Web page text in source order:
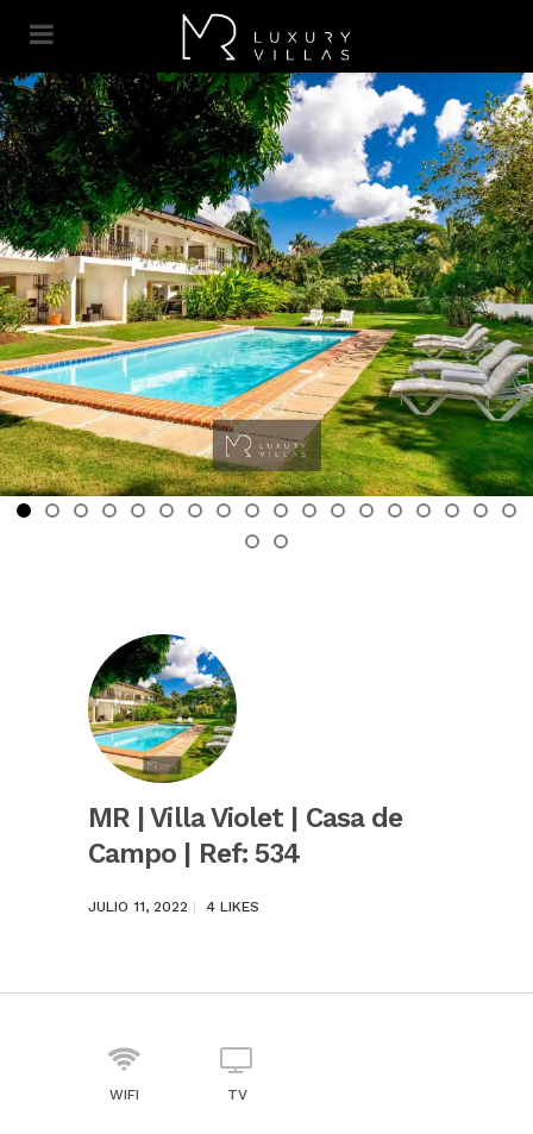
MR | Villa Violet | Casa de
Campo | Ref: 534
JULIO 11, 2022 4 LIKES
WIFI TV